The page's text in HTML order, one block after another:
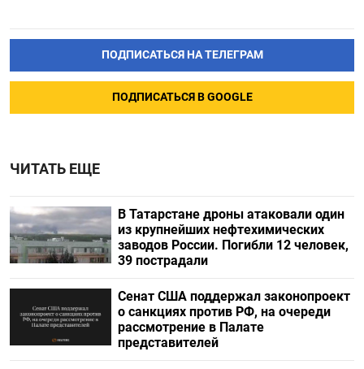
ПОДПИСАТЬСЯ НА ТЕЛЕГРАМ
ПОДПИСАТЬСЯ В GOOGLE
ЧИТАТЬ ЕЩЕ
В Татарстане дроны атаковали один
из крупнейших нефтехимических
заводов России. Погибли 12 человек,
39 пострадали
Сенат США поддержал законопроект
о санкциях против РФ, на очереди
рассмотрение в Палате
представителей